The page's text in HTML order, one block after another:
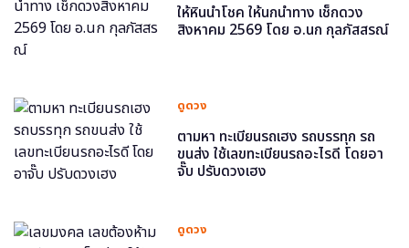
ให้หินนำโชค ให้นกนำทาง เช็กดวง
สิงหาคม 2569 โดย อ.นก กุลภัสสรณ์
ดูดวง
ตามหา ทะเบียนรถเฮง รถบรรทุก รถ
ขนส่ง ใช้เลขทะเบียนรถอะไรดี โดยอา
จั๊บ ปรับดวงเฮง
ดูดวง